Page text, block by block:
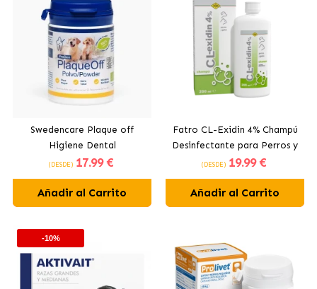
Swedencare Plaque off
Higiene Dental
(DESDE) 17.99 €
Añadir al Carrito
Fatro CL-Exidin 4% Champú
Desinfectante para Perros y
Gatos
(DESDE) 19.99 €
Añadir al Carrito
-10%